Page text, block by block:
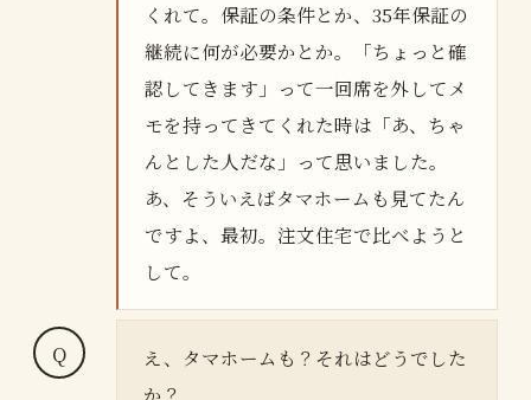
くれて。保証の条件とか、35年保証の
継続に何が必要かとか。「ちょっと確
認してきます」って一回席を外してメ
モを持ってきてくれた時は「あ、ちゃ
んとした人だな」って思いました。
あ、そういえばタマホームも見てたん
ですよ、最初。注文住宅で比べようと
して。
え、タマホームも？それはどうでした
か？